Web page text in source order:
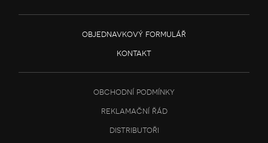
objednavkový formulář
kontakt
obchodní podmínky
reklamační řád
distributoři